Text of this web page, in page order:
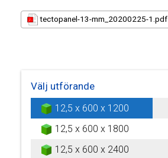
tectopanel-13-mm_20200225-1.pdf
Välj utförande
12,5 x 600 x 1200
12,5 x 600 x 1800
12,5 x 600 x 2400